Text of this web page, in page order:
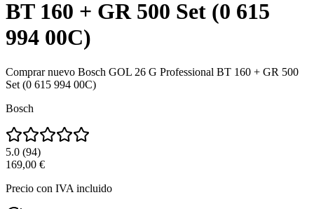
BT 160 + GR 500 Set (0 615
994 00C)
Comprar nuevo Bosch GOL 26 G Professional BT 160 + GR 500
Set (0 615 994 00C)
Bosch
5.0 (94)
169,00 €
Precio con IVA incluido